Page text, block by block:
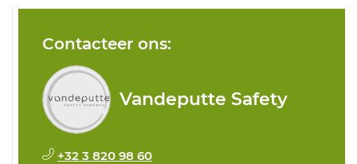
Contacteer ons:
Vandeputte Safety
+32 3 820 98 60